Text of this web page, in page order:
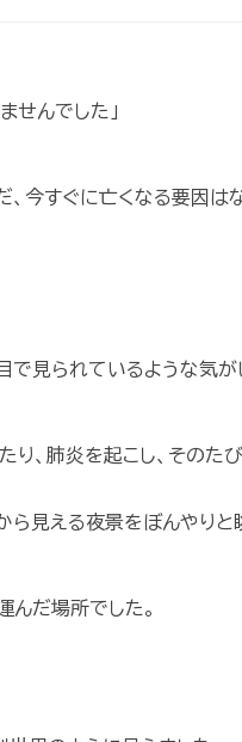
せんでした」
、今すぐに亡くなる要因は
で見られているような気が
、肺炎を起こし、そのた
ら見える夜景をぼんやりと
んだ場所でした。